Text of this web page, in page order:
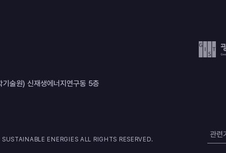
술원) 신재생에너지연구동 5층
ENERGIES ALL RIGHTS RESERVED.
관련